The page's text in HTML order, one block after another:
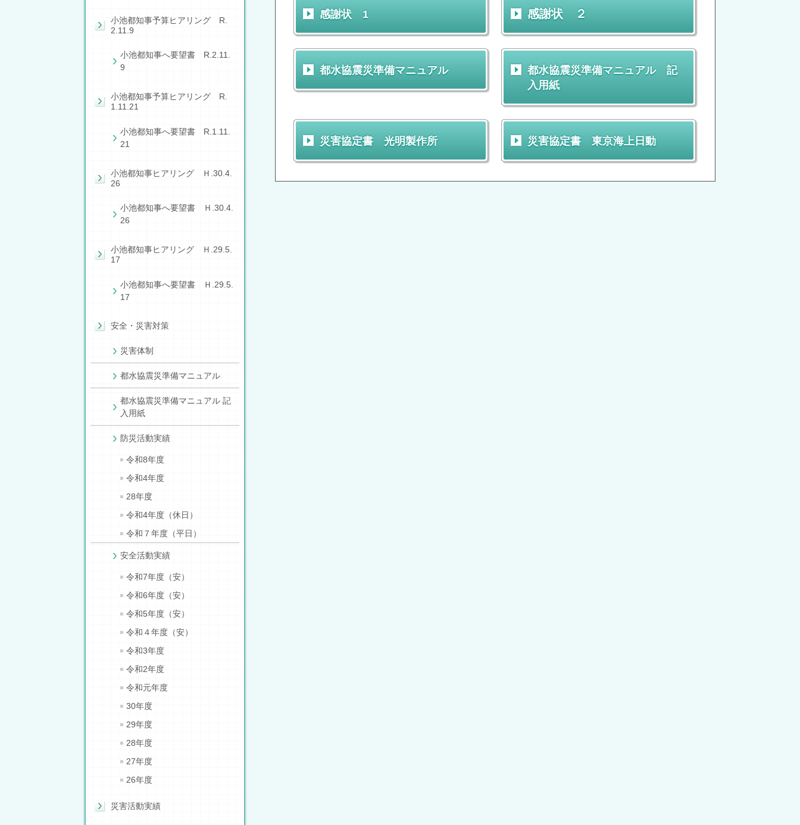
感謝状 1 感謝状 ２
都水協震災準備マニュアル
都水協震災準備マニュアル 記
入用紙
災害協定書 光明製作所 災害協定書 東京海上日動
小池都知事予算ヒアリング R.
2.11.9
小池都知事へ要望書 R.2.11.
9
小池都知事予算ヒアリング R.
1.11.21
小池都知事へ要望書 R.1.11.
21
小池都知事ヒアリング Ｈ.30.4.
26
小池都知事へ要望書 Ｈ.30.4.
26
小池都知事ヒアリング Ｈ.29.5.
17
小池都知事へ要望書 Ｈ.29.5.
17
安全・災害対策
災害体制
都水協震災準備マニュアル
都水協震災準備マニュアル 記
入用紙
防災活動実績
令和8年度
令和4年度
28年度
令和4年度（休日）
令和７年度（平日）
安全活動実績
令和7年度（安）
令和6年度（安）
令和5年度（安）
令和４年度（安）
令和3年度
令和2年度
令和元年度
30年度
29年度
28年度
27年度
26年度
災害活動実績